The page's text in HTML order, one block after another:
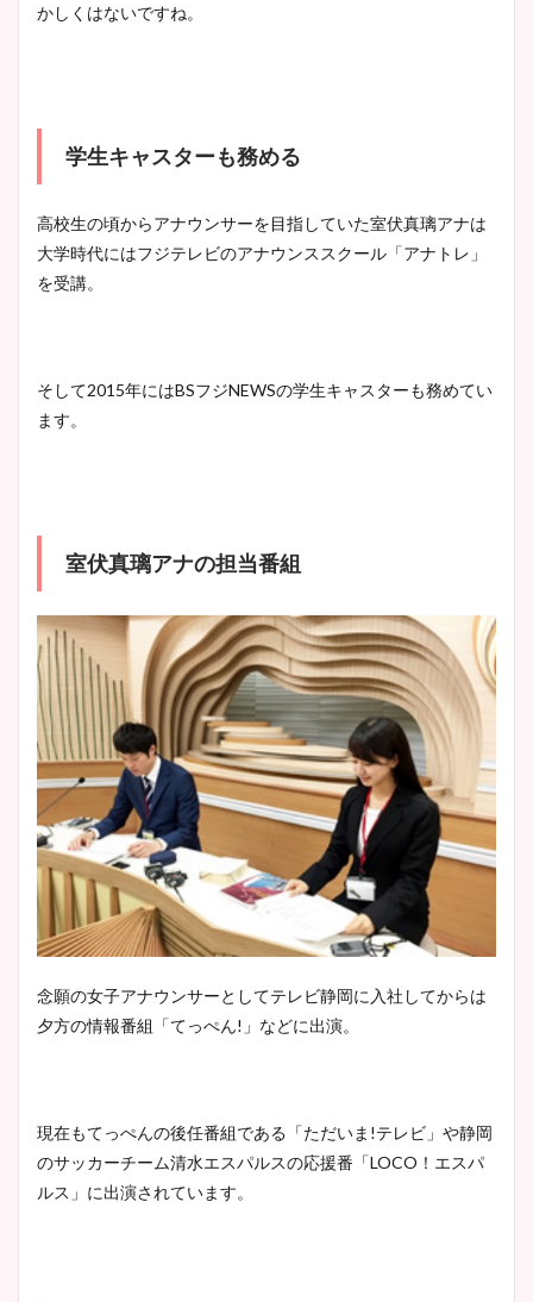
かしくはないですね。
学生キャスターも務める
高校生の頃からアナウンサーを目指していた室伏真璃アナは
大学時代にはフジテレビのアナウンススクール「アナトレ」
を受講。
そして2015年にはBSフジNEWSの学生キャスターも務めてい
ます。
室伏真璃アナの担当番組
念願の女子アナウンサーとしてテレビ静岡に入社してからは
夕方の情報番組「てっぺん!」などに出演。
現在もてっぺんの後任番組である「ただいま!テレビ」や静岡
のサッカーチーム清水エスパルスの応援番「LOCO！エスパ
ルス」に出演されています。